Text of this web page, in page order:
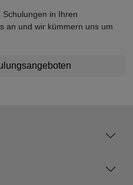
in Ihren
an und wir kümmern uns um